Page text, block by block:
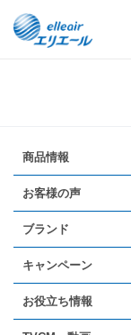
商品情報
お客様の声
ブランド
キャンペーン
お役立ち情報